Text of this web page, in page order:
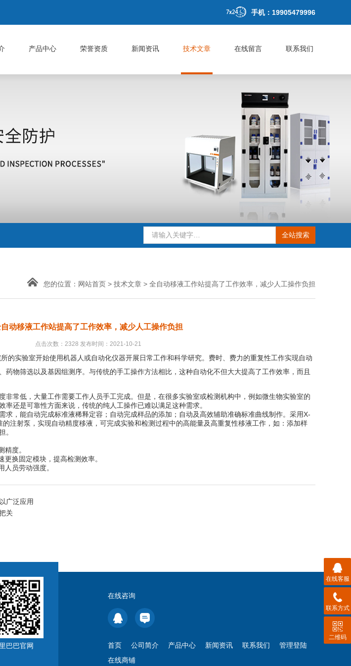
手机：19905479996
产品中心 荣誉资质 新闻资讯 技术文章 在线留言 联系我们
您的位置： 网站首页 > 技术文章 > 全自动移液工作站提高了工作效率，减少人工操作负担
动移液工作站提高了工作效率，减少人工操作负担
点击次数：2328 发布时间：2021-10-21
实验室开始使用机器人或自动化仪器开展日常工作和科学研究。费时、费力的重复性工作实现自动
药物筛选以及基因组测序。与传统的手工操作方法相比，这种自动化不但大大提高了工作效率，而且
常低，大量工作需要工作人员手工完成。但是，在很多实验室或检测机构中，例如微生物实验室的
还是可靠性方面来说，传统的纯人工操作已难以满足这种需求。
求，能自动完成标准液稀释定容；自动完成样品的添加；自动及高效辅助准确标准曲线制作。采用X-
注射泵，实现自动精度移液，可完成实验和检测过程中的高能量及高重复性移液工作，如：添加样
。
度。
换固定模块，提高检测效率。
员劳动强度。
广泛应用
关
巴巴官网
在线咨询
首页 公司简介 产品中心 新闻资讯 联系我们
管理登陆
在线商铺
在线客服
联系方式
二维码